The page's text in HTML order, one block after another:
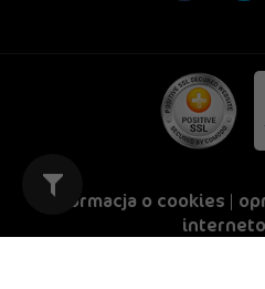
Informacja o cookies |